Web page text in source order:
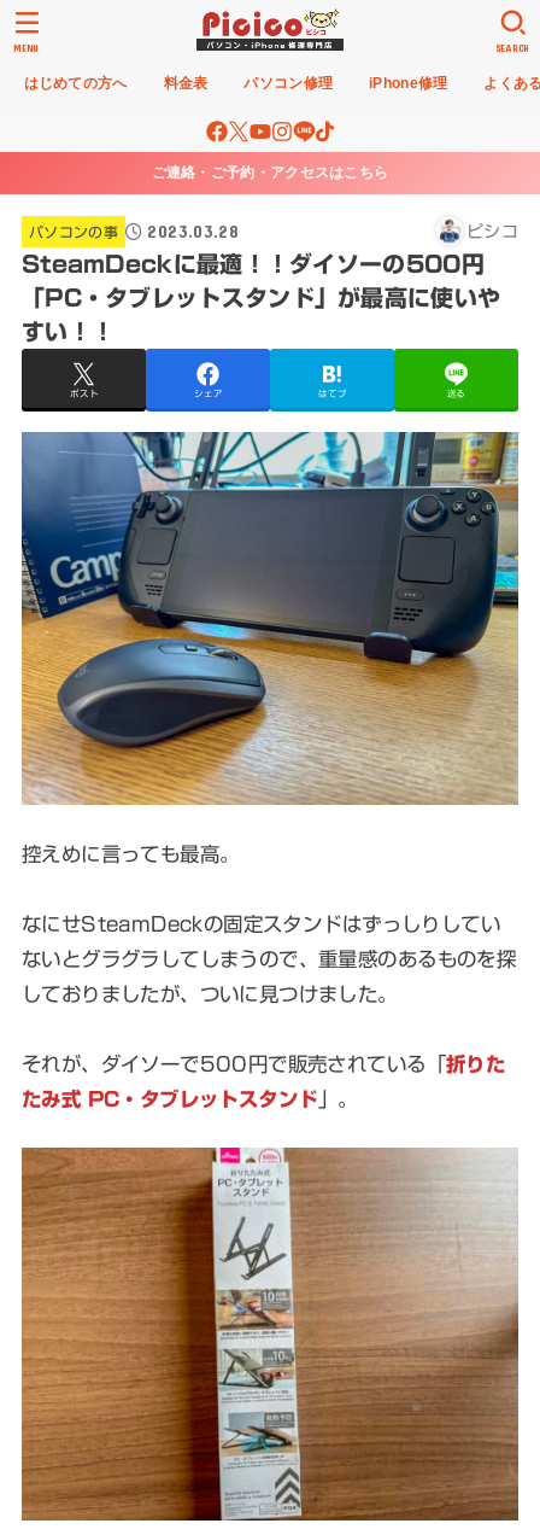
はじめての方へ 料金表 パソコン修理 iPhone修理 よくあ
SEARCH
MENU
ご連絡・ご予約・アクセスはこちら
パソコンの事 2023.03.28 ピシコ
SteamDeckに最適！！ダイソーの500円
「PC・タブレットスタンド」が最高に使いや
すい！！
ポスト シェア はてブ 送る
控えめに言っても最高。
なにせSteamDeckの固定スタンドはずっしりしてい
ないとグラグラしてしまうので、重量感のあるものを探
しておりましたが、ついに見つけました。
それが、ダイソーで500円で販売されている「折りた
たみ式 PC・タブレットスタンド 」。